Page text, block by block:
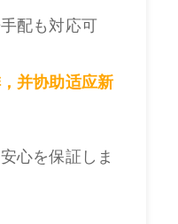
配も対応可
并协助适应新
心を保証しま